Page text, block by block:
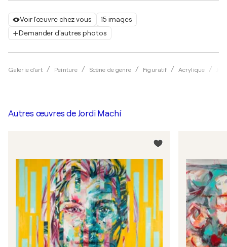
Voir l'œuvre chez vous
15 images
Demander d'autres photos
Galerie d'art Peinture Scène de genre Figuratif Acrylique
Autres œuvres de Jordi Machí